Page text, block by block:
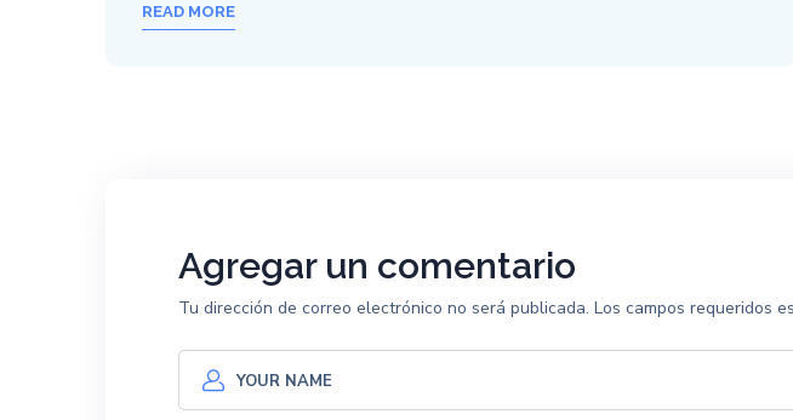
READ MORE
Agregar un comentario
Tu dirección de correo electrónico no será publicada. Los campos requeridos